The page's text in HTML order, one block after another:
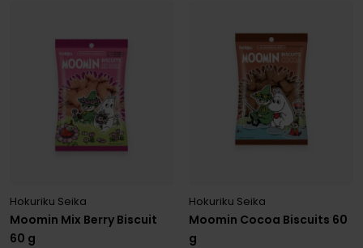
Moomin Mix Berry Biscuit
60 g
Hokuriku Seika
Moomin Cocoa Biscuits 60
g
Hokuriku Seika